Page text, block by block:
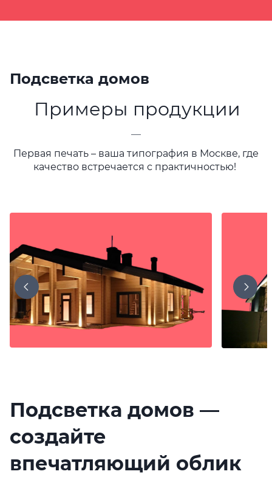
Подсветка домов
Примеры продукции
—
Первая печать – ваша типография в Москве, где
качество встречается с практичностью!
Подсветка домов —
создайте
впечатляющий облик